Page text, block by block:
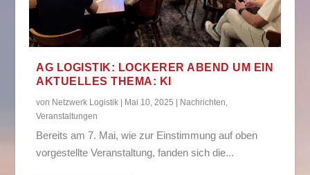
AG LOGISTIK: LOCKERER ABEND UM EIN
AKTUELLES THEMA: KI
von Netzwerk Logistik | Mai 10, 2025 | Nachrichten,
Veranstaltungen
Bereits am 7. Mai, wie zur Einstimmung auf oben
vorgestellte Veranstaltung, fanden sich die...